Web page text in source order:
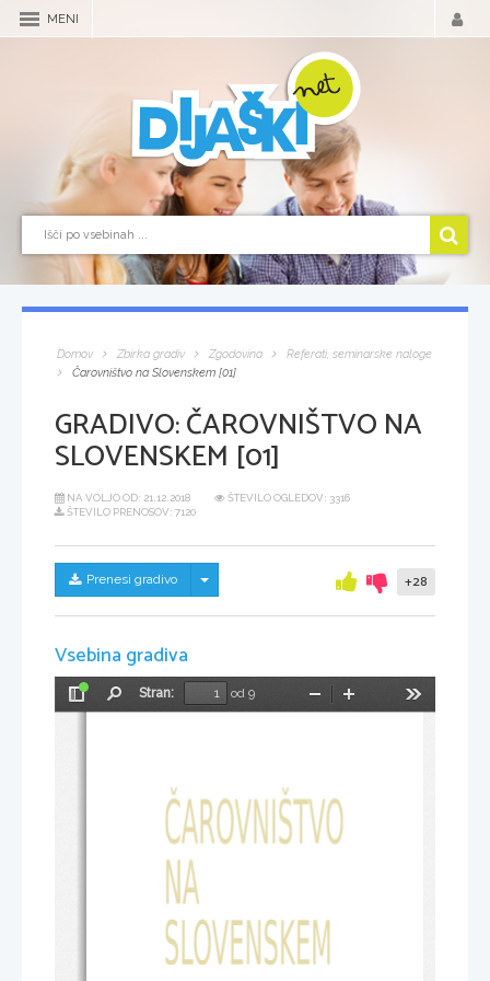
MENI
Domov Zbirka gradiv Zgodovina
Referati, seminarske naloge
Čarovništvo na Slovenskem [01]
GRADIVO:ČAROVNIŠTVO NA
SLOVENSKEM [01]
NA VOLJO OD: 21.12.2018
ŠTEVILO OGLEDOV: 3316
ŠTEVILO PRENOSOV: 7120
Prenesi gradivo Skrij/prikaži meni +28
Vsebina gradiva
Preklopi
Stran:
od 9
Pomanjšaj